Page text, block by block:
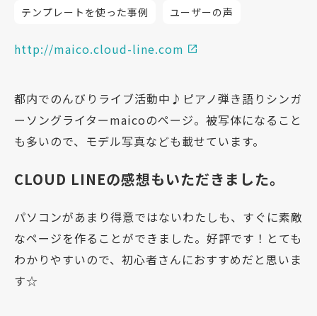
テンプレートを使った事例 ユーザーの声
http://maico.cloud-line.com
都内でのんびりライブ活動中♪ピアノ弾き語りシンガ
ーソングライターmaicoのページ。被写体になること
も多いので、モデル写真なども載せています。
CLOUD LINEの感想もいただきました。
パソコンがあまり得意ではないわたしも、すぐに素敵
なページを作ることができました。好評です！とても
わかりやすいので、初心者さんにおすすめだと思いま
す☆